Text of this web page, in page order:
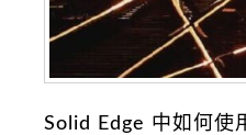
Solid Edge 中如何使